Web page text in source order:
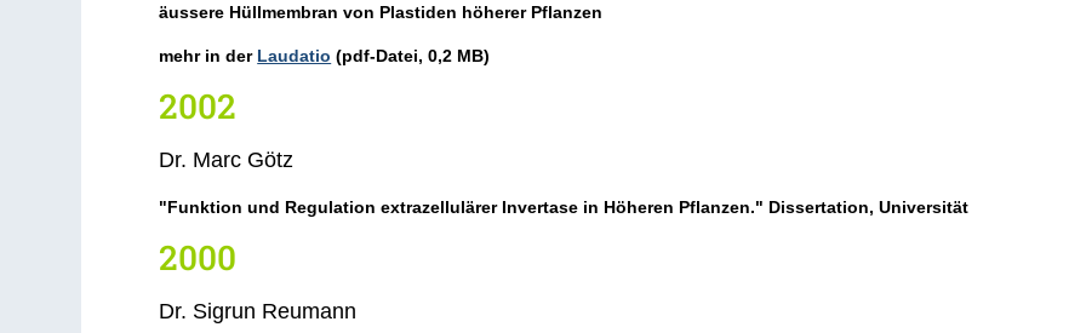
äussere Hüllmembran von Plastiden höherer Pflanzen
mehr in der Laudatio (pdf-Datei, 0,2 MB)
2002
Dr. Marc Götz
"Funktion und Regulation extrazellulärer Invertase in Höheren Pflanzen." Dissertation, Universität
2000
Dr. Sigrun Reumann